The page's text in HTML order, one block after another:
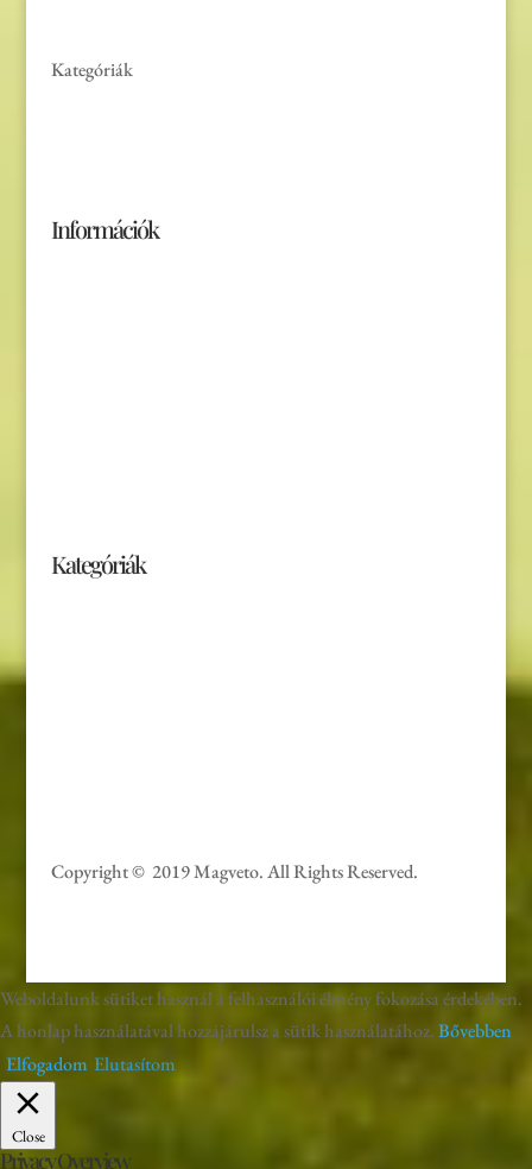
Kategóriák
Információk
Kategóriák
Copyright © 2019 Magveto. All Rights Reserved.
Weboldalunk sütiket használ a felhasználói élmény fokozása érdekében.
A honlap használatával hozzájárulsz a sütik használatához.Bővebben
Elfogadom Elutasítom
Close
Privacy Overview